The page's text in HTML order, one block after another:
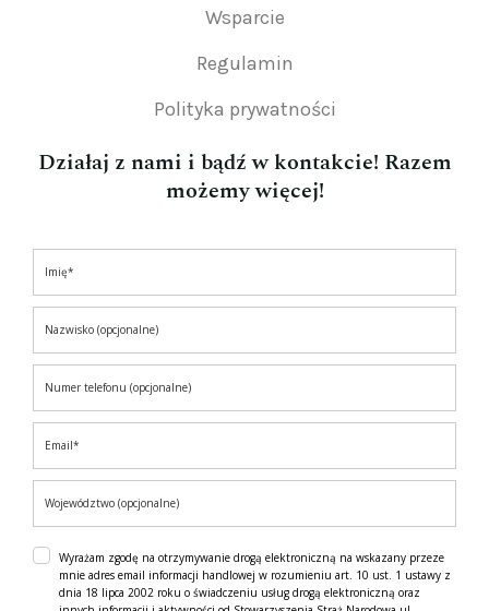
Wsparcie
Regulamin
Polityka prywatności
Działaj z nami i bądź w kontakcie! Razem
możemy więcej!
Wyrażam zgodę na otrzymywanie drogą elektroniczną na wskazany przeze
mnie adres email informacji handlowej w rozumieniu art. 10 ust. 1 ustawy z
dnia 18 lipca 2002 roku o świadczeniu usług drogą elektroniczną oraz